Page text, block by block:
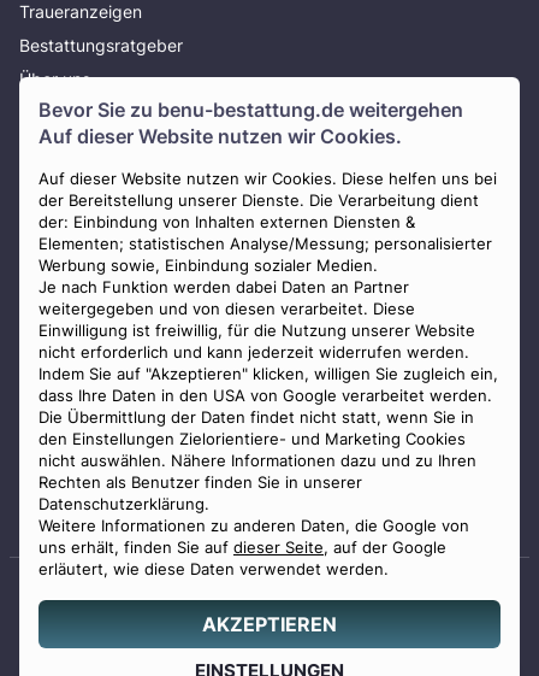
Bevor Sie zu benu-bestattung.de weitergehen
Auf dieser Website nutzen wir Cookies.
Auf dieser Website nutzen wir Cookies. Diese helfen uns bei
der Bereitstellung unserer Dienste. Die Verarbeitung dient
der: Einbindung von Inhalten externen Diensten &
Elementen; statistischen Analyse/Messung; personalisierter
Werbung sowie, Einbindung sozialer Medien.
Je nach Funktion werden dabei Daten an Partner
weitergegeben und von diesen verarbeitet. Diese
Einwilligung ist freiwillig, für die Nutzung unserer Website
nicht erforderlich und kann jederzeit widerrufen werden.
Indem Sie auf "Akzeptieren" klicken, willigen Sie zugleich ein,
dass Ihre Daten in den USA von Google verarbeitet werden.
Die Übermittlung der Daten findet nicht statt, wenn Sie in
den Einstellungen Zielorientiere- und Marketing Cookies
nicht auswählen. Nähere Informationen dazu und zu Ihren
Rechten als Benutzer finden Sie in unserer
Datenschutzerklärung.
Weitere Informationen zu anderen Daten, die Google von
uns erhält, finden Sie auf dieser Seite, auf der Google
erläutert, wie diese Daten verwendet werden.
AKZEPTIEREN
EINSTELLUNGEN
Traueranzeigen
Bestattungsratgeber
Über uns
Presse
AGB
Impressum
Datenschutz
Widerrufsbelehrung
Zahlungsmöglichkeiten
Mitglied im Bestatterverband Bayern
Staatlich geprüfter
© 2026 Benu GmbH. Alle Rechte vorbehalten.